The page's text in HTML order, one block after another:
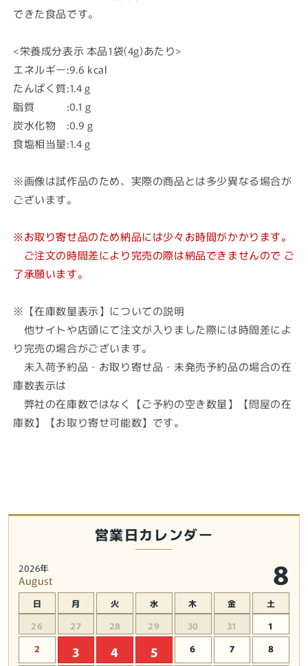
できた食品です。
<栄養成分表示 本品1袋(4g)あたり>
エネルギー:9.6 kcal
たんぱく質:1.4 g
脂質 :0.1 g
炭水化物 :0.9 g
食塩相当量:1.4 g
※画像は試作品のため、実際の商品とは多少異なる場合が
ございます。
※お取り寄せ品のため納品には少々お時間がかかります。
ご注文の時間差により完売の際は納品できませんので ご
了承願います。
※【在庫数量表示】についての説明
他サイトや店頭にて注文が入りました際には時間差によ
り完売の場合がございます。
未入荷予約品・お取り寄せ品・未発売予約品の場合の在
庫数表示は
弊社の在庫数ではなく【ご予約の空き数量】【問屋の在
庫数】【お取り寄せ可能数】です。
営業日カレンダー
2026年
August 8
日 月 火 水 木 金 土
26 27 28 29 30 31
1
2
3 4 5 6 7 8